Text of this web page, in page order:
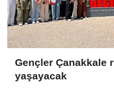
Gençler Çanakkale
yaşayacak